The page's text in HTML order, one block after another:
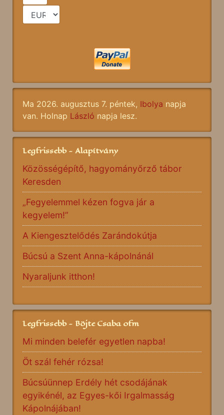
Ma 2026. augusztus 7. péntek, Ibolya napja
van. Holnap László napja lesz.
Legfrissebb - Alapítvány
Közösségépítő, hagyományőrző tábor
Keresden
„Fegyelemmel kézen fogva jár a
kegyelem!”
A Kiengesztelődés Zarándokútja
Búcsú a Szent Anna-kápolnánál
Nyaraljunk itthon!
Legfrissebb - Böjte Csaba ofm
Mi minden belefér egyetlen napba!
Öt szál fehér rózsa!
Búcsúünnep Erdély hét csodájának
egyikénél, az Egyes-kői Irgalmasság
Kápolnájában!